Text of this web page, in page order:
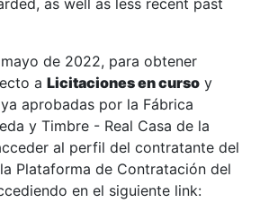
as well as less recent past
de 2022, para obtener
a Licitaciones en curso y
ya aprobadas por la Fábrica
y Timbre - Real Casa de la
al perfil del contratante del
Plataforma de Contratación del
en el siguiente link: